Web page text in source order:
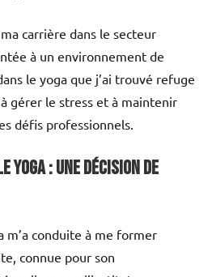
carrière dans le secteur
à un environnement de
le yoga que j’ai trouvé refuge
gérer le stress et à maintenir
défis professionnels.
: Une Décision de
m’a conduite à me former
connue pour son